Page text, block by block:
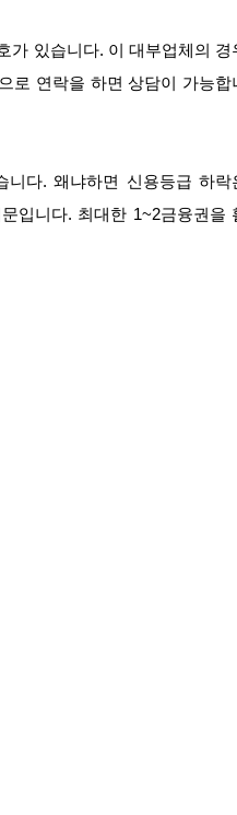
가 있습니다. 이 대부업체의 경
로 연락을 하면 상담이 가능합
니다. 왜냐하면 신용등급 하락
입니다. 최대한 1~2금융권을